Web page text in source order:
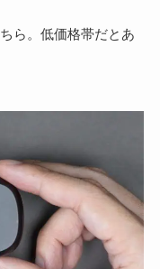
ら。低価格帯だとあ